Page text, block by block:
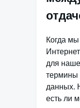
Когда
для
термины
данных.
есть ли